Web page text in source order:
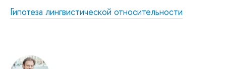
Гипотеза лингвистической относительности